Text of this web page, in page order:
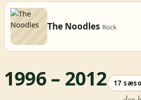
The Noodles Rock
1996 – 2012 17